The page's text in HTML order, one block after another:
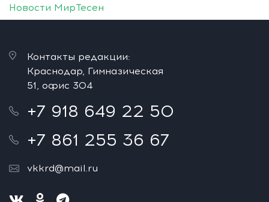
Новости МирТесен
Контакты редакции:
Краснодар, Гимназическая
51, офис 304
+7 918 649 22 50
+7 861 255 36 67
vkkrd@mail.ru